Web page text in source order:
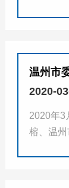
2020-
2020年3
榕、温